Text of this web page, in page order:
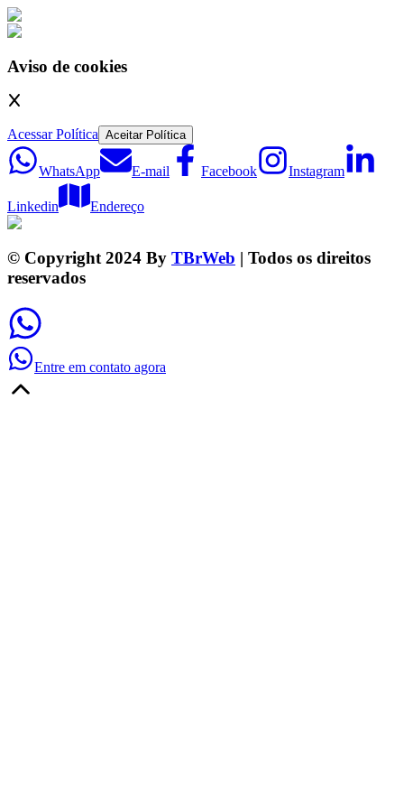
Aviso de cookies
Acessar Política Aceitar Política
WhatsApp E-mail Facebook Instagram
Linkedin Endereço
© Copyright 2024 By TBrWeb | Todos os direitos
reservados
Entre em contato agora